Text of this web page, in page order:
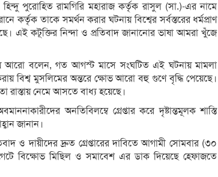
পুরোহিত রামগিরি মহারাজ কর্তৃক রাসুল (সা.)-এর নামে
কর্তৃক তাকে সমর্থন করার ঘটনায় বিশ্বের সর্বস্তরের ধর্মপ্রাণ
এই কটূক্তির নিন্দা ও প্রতিবাদ জানানোর ভাষা আমরা খুঁজে
আরো বলেন, গত আগস্ট মাসে সংঘটিত এই ঘটনায় মামলা
বিশ্ব মুসলিমের অন্তরে ক্ষোভ আরো বহু গুণে বৃদ্ধি পেয়েছে।
রাস্তায় নেমে আসতে বাধ্য হয়েছে।
অনতিবিলম্বে গ্রেপ্তার করে দৃষ্টান্তমূলক শাস্তি
জানান।
ও দায়ীদের দ্রুত গ্রেপ্তারের দাবিতে আগামী সোমবার (৩০
বিক্ষোভ মিছিল ও সমাবেশ এর ডাক দিয়েছে হেফাজতে